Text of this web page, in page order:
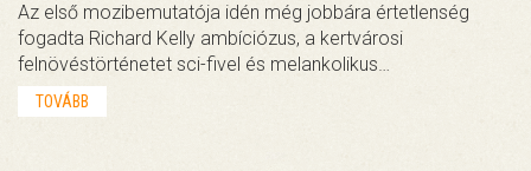
Az első mozibemutatója idén még jobbára értetlenség
fogadta Richard Kelly ambíciózus, a kertvárosi
felnövéstörténetet sci-fivel és melankolikus…
TOVÁBB